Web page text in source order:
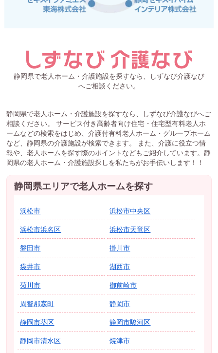
静岡県で老人ホーム・介護施設を探すなら、しずなび介護なび
へご相談ください。
静岡県で老人ホーム・介護施設を探すなら、しずなび介護なびへご
相談ください。 サービス付き高齢者向け住宅・住宅型有料老人ホ
ームなどの検索をはじめ、介護付有料老人ホーム・グループホーム
など、静岡県の介護施設が検索できます。 また、介護に役立つ情
報や、老人ホームを探す際のポイントなどもご紹介しています。静
岡県の老人ホーム・介護施設探しを私たちがお手伝いします！！
静岡県エリアで老人ホームを探す
浜松市 浜松市中央区
浜松市浜名区 浜松市天竜区
磐田市 掛川市
袋井市 湖西市
菊川市 御前崎市
周智郡森町 静岡市
静岡市葵区 静岡市駿河区
静岡市清水区 焼津市